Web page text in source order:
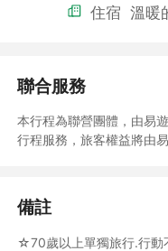
在對外道路開通之前，
了，但司馬庫斯仍是司馬
住宿 溫暖
聯合服務
本行程為聯營團體，由易
行程服務，旅客權益將由
備註
☆70歲以上單獨旅行.行